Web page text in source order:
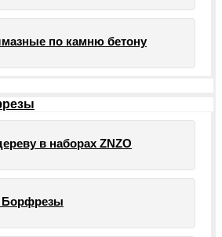
по камню бетону
в наборах ZNZO